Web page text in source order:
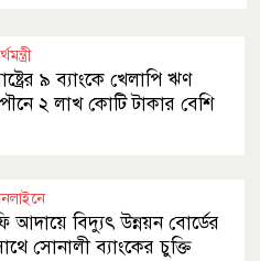
৯ ব্যাংকে খেলাপি ঋণ
২ লাখ কোটি টাকার বেশি
আদায়ে বিদ্যুৎ উন্নয়ন বোর্ডের
সোনালী ব্যাংকের চুক্তি